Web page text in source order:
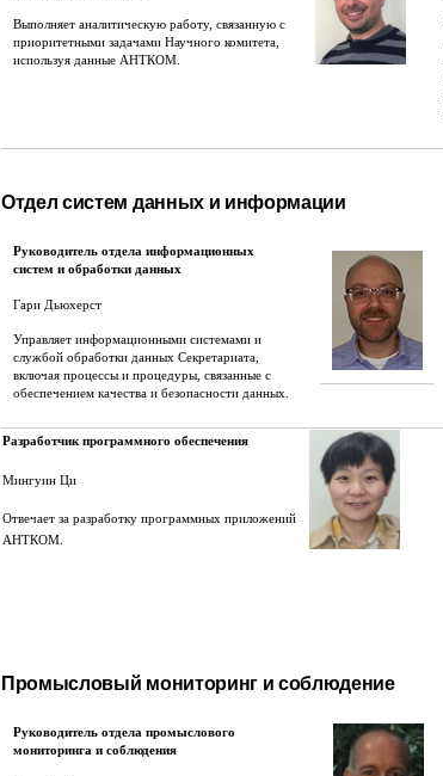
Выполняет аналитическую работу, связанную с
приоритетными задачами Научного комитета,
используя данные АНТКОМ.
Отдел систем данных и информации
Руководитель отдела информационных
систем и обработки данных
Гари Дьюхерст
Управляет информационными системами и
службой обработки данных Секретариата,
включая процессы и процедуры, связанные с
обеспечением качества и безопасности данных.
Разработчик программного обеспечения
Мингуин Ци
Отвечает за разработку программных приложений
АНТКОМ.
Промысловый мониторинг и соблюдение
Руководитель отдела промыслового
мониторинга и соблюдения